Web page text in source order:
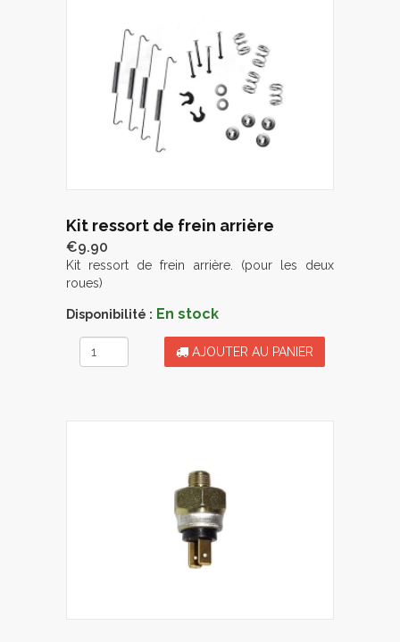
Kit ressort de frein arrière
€9.90
Kit ressort de frein arrière. (pour les deux
roues)
Disponibilité : En stock
AJOUTER AU PANIER